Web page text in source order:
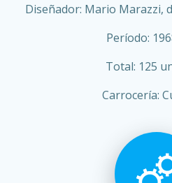
Diseñador: Mario Marazzi,
Período:
Total: 125
Carrocería: